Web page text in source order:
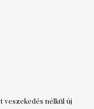
veszekedés nélkül új